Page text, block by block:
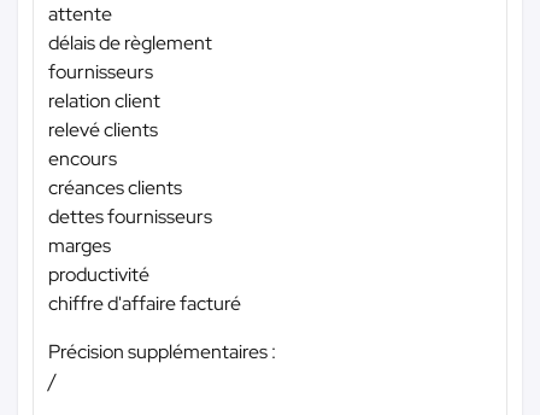
attente
délais de règlement
fournisseurs
relation client
relevé clients
encours
créances clients
dettes fournisseurs
marges
productivité
chiffre d'affaire facturé
Précision supplémentaires :
/